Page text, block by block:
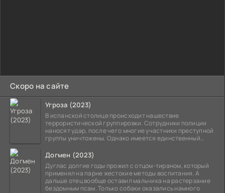
Скоро на сайте
Угроза (2023)
В испанской столице происходит нашествие
террористической группировки. Сотрудники полиции
наносят удар, после чего многие участники преступной
группы уничтожены. Однако имеется единственный
Догмен (2023)
Дуглас долгие годы прожил с отцом-тираном, который
применял на парне жестокие методы воспитания. А
дальше отец вообще оставил мальчика на растерзание
бездомным псам. Только собаки оказались намного